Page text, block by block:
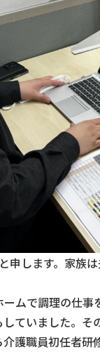
申します。家族
ムで調理の仕
ていました。
護職員初任者